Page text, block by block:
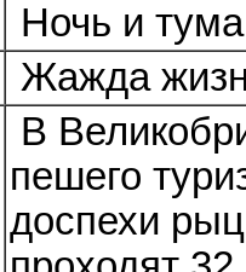
Ночь и
Жажда
В
пешего
доспехи